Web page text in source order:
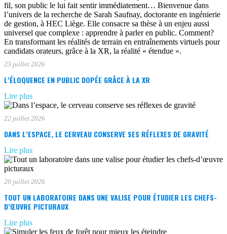
23 juillet 2026
L’ÉLOQUENCE EN PUBLIC DOPÉE GRÂCE À LA XR
Lire plus
22 juillet 2026
DANS L’ESPACE, LE CERVEAU CONSERVE SES RÉFLEXES DE GRAVITÉ
Lire plus
20 juillet 2026
TOUT UN LABORATOIRE DANS UNE VALISE POUR ÉTUDIER LES CHEFS-
D’ŒUVRE PICTURAUX
Lire plus